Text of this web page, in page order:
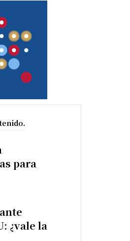
para
¿vale la